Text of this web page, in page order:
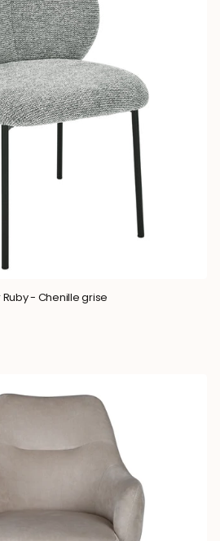
- Chenille grise